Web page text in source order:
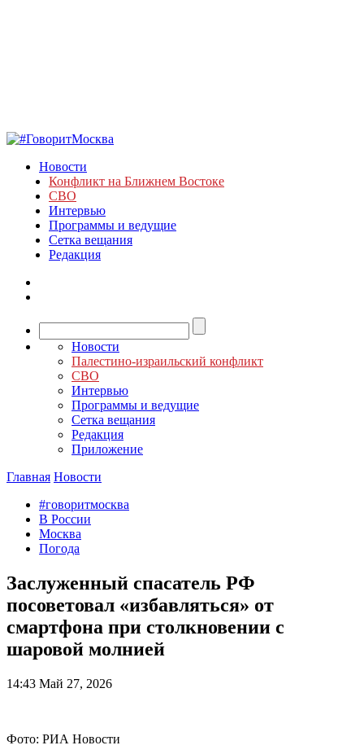
Новости
Конфликт на Ближнем Востоке
СВО
Интервью
Программы и ведущие
Сетка вещания
Редакция
Новости
Палестино-израильский конфликт
СВО
Интервью
Программы и ведущие
Сетка вещания
Редакция
Приложение
Главная Новости
#говоритмосква
В России
Москва
Погода
Заслуженный спасатель РФ
посоветовал «избавляться» от
смартфона при столкновении с
шаровой молнией
14:43 Май 27, 2026
Фото: РИА Новости